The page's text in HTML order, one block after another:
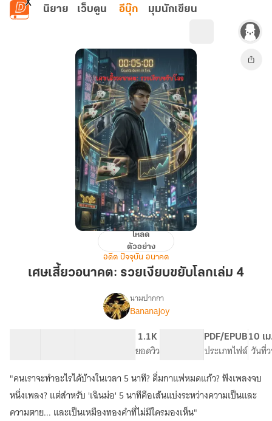
ข้ามไปยังเนื้อหาหลัก
นิยาย เว็บตูน อีบุ๊ก มุมนักเขียน
อนาคต:
โหลด
ตัวอย่าง
อดีต ปัจจุบัน อนาคต
เศษเสี้ยวอนาคต: รวยเงียบขยับโลกเล่ม 4
เรื่อง
เสี้ยว
อนาคต:
รวย
เงียบ
ขยับ
โลก
นามปากกา
Bananajoy
1.1K
ยอดวิว
PDF/EPUB
ประเภทไฟล์
10 เ
วันที่
"คนเราจะทำอะไรได้บ้างในเวลา 5 นาที? ดื่มกาแฟหมดแก้ว? ฟังเพลงจบ
หนึ่งเพลง? แต่สำหรับ 'เฉินม่อ' 5 นาทีคือเส้นแบ่งระหว่างความเป็นและ
ความตาย... และเป็นเหมืองทองคำที่ไม่มีใครมองเห็น"